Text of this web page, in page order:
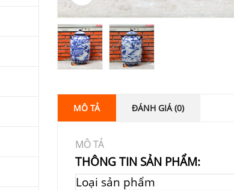
MÔ TẢ ĐÁNH GIÁ (0)
MÔ TẢ
THÔNG TIN SẢN PHẨM:
Loại sản phẩm